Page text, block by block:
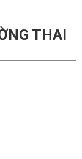
THAI